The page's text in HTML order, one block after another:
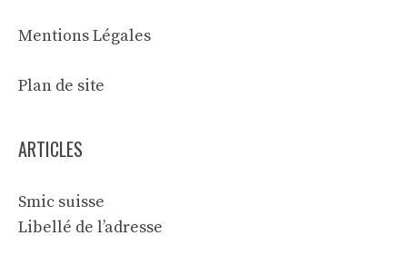
Mentions Légales
Plan de site
ARTICLES
Smic suisse
Libellé de l’adresse